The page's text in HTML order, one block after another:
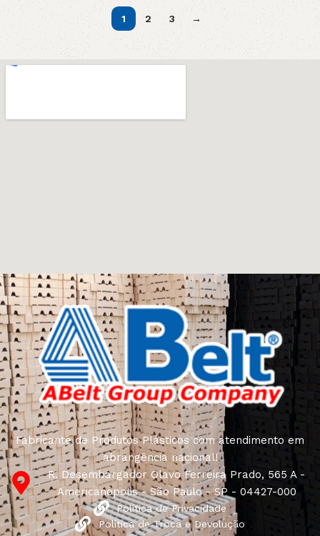
1 2 3 →
Fabricante de Produtos Plásticos com atendimento em
abrangência nacional!
R. Desembargador Olavo Ferreira Prado, 565 A -
Americanópolis - São Paulo - SP - 04427-000
Política de Privacidade
Política de Troca e Devolução